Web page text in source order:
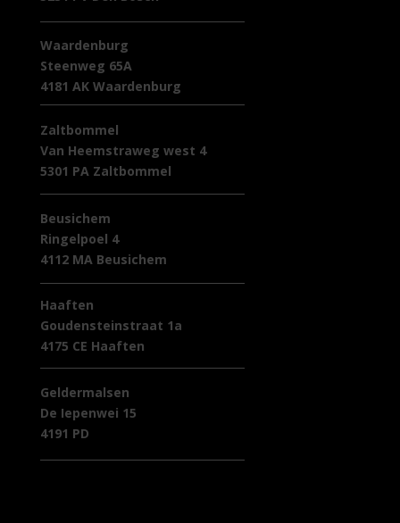
Waardenburg
Steenweg 65A
4181 AK Waardenburg
Zaltbommel
Van Heemstraweg west 4
5301 PA Zaltbommel
Beusichem
Ringelpoel 4
4112 MA Beusichem
Haaften
Goudensteinstraat 1a
4175 CE Haaften
Geldermalsen
De Iepenwei 15
4191 PD